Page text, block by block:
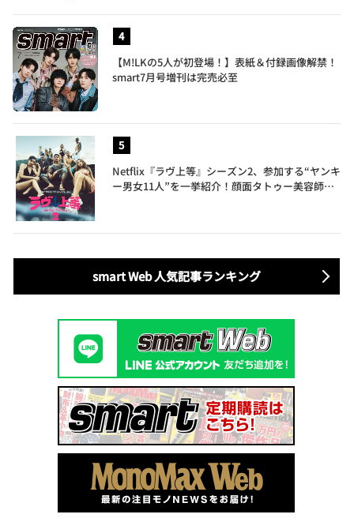
【M!LKの5人が初登場！】表紙＆付録画像解禁！
smart7月号増刊は完売必至
Netflix『ラヴ上等』シーズン2、参加する“ヤンキ
ー男女11人”を一挙紹介！顔面タトゥー美容師、
smart Web 人気記事ランキング